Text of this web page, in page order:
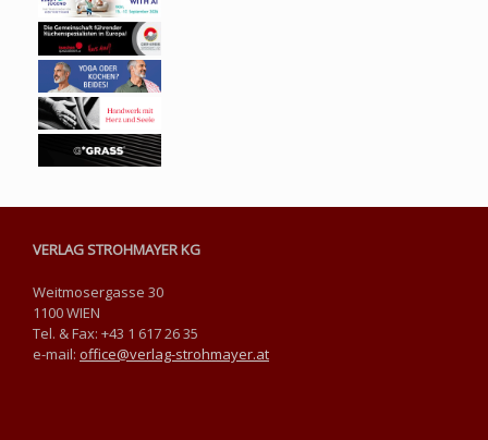
VERLAG STROHMAYER KG
Weitmosergasse 30
1100 WIEN
Tel. & Fax: +43 1 617 26 35
e-mail: office@verlag-strohmayer.at